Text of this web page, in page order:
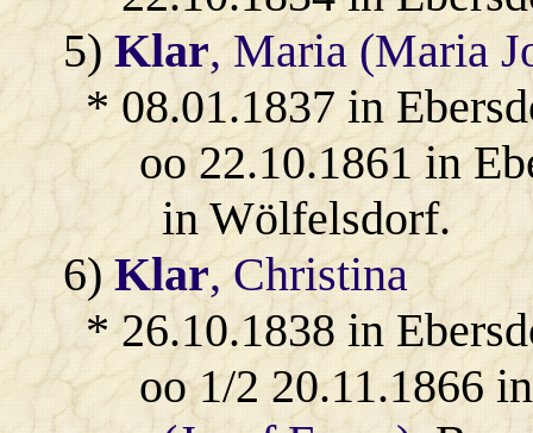
5)Klar, Maria (Maria
* 08.01.1837 in
oo 22.10.1861 in
in Wölfelsdorf.
6)Klar, Christina
* 26.10.1838 in
oo 1/2 20.11.1866